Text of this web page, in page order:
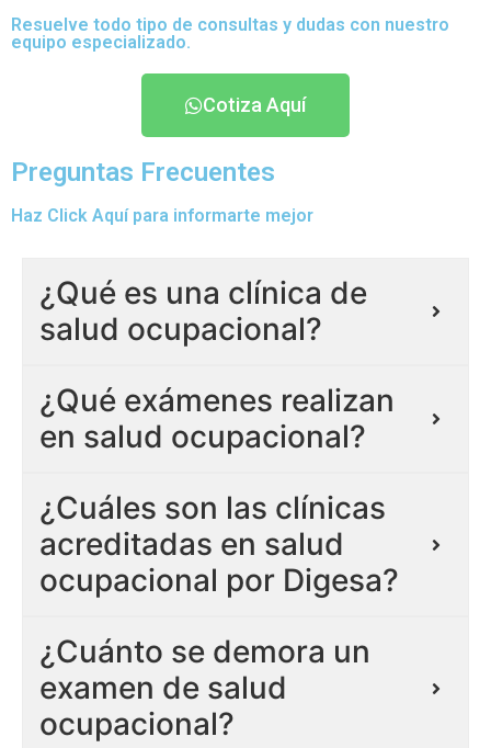
Resuelve todo tipo de consultas y dudas con nuestro
equipo especializado.
Cotiza Aquí
Preguntas Frecuentes
Haz Click Aquí para informarte mejor
¿Qué es una clínica de
salud ocupacional?
¿Qué exámenes realizan
en salud ocupacional?
¿Cuáles son las clínicas
acreditadas en salud
ocupacional por Digesa?
¿Cuánto se demora un
examen de salud
ocupacional?